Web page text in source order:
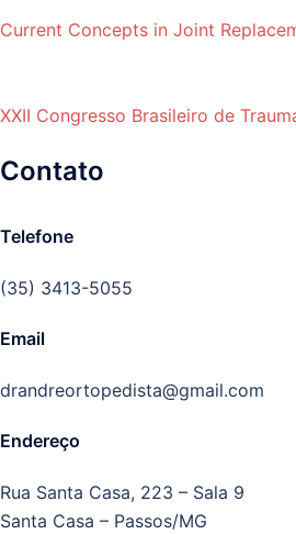
Current Concepts in Joint
XXII Congresso Brasileiro de
Contato
Telefone
(35) 3413-5055
Email
drandreortopedista@gmail.com
Endereço
Rua Santa Casa, 223 – Sala 9
Santa Casa – Passos/MG